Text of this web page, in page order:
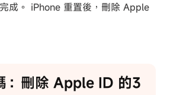
成。 iPhone 重置後，刪除 Apple
：刪除 Apple ID 的3